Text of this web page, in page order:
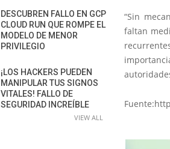
“Sin
faltan
DESCUBREN FALLO EN GCP
CLOUD RUN QUE ROMPE EL
MODELO DE MENOR
PRIVILEGIO
¡LOS HACKERS PUEDEN
MANIPULAR TUS SIGNOS
VITALES! FALLO DE
SEGURIDAD INCREÍBLE
VIEW ALL